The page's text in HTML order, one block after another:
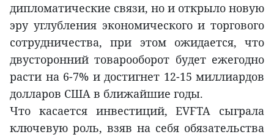
дипломатические связи, но и открыло новую
эру углубления экономического и торгового
сотрудничества, при этом ожидается, что
двусторонний товарооборот будет ежегодно
расти на 6-7% и достигнет 12-15 миллиардов
долларов США в ближайшие годы.
Что касается инвестиций, EVFTA сыграла
ключевую роль, взяв на себя обязательства